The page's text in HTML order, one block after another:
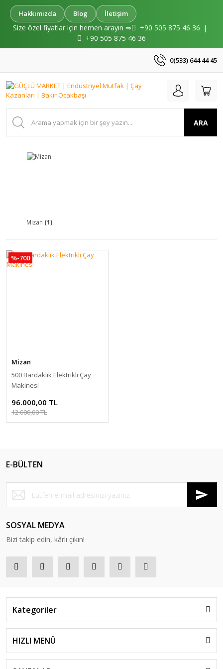
Hakkımızda Blog İletişim
Size özel fiyatlar için hemen arayın ⇒ +90 505 875 46 36 |
+90 505 875 46 36
0(533) 644 44 45
ARA
Mizan (1)
%-700
Mizan
500 Bardaklık Elektrikli Çay
Makinesi
96.000,00 TL
12.000,00 TL
E-BÜLTEN
SOSYAL MEDYA
Bizi takip edin, kârlı çıkın!
Kategoriler
HIZLI MENÜ